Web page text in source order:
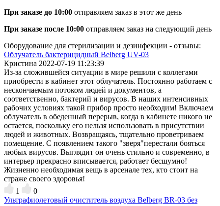
При заказе до 10:00 отправляем заказ в этот же день
При заказе после 10:00 отправляем заказ на следующий день
Оборудование для стерилизации и дезинфекции - отзывы:
Облучатель бактерицидный Belberg UV-03
Кристина 2022-07-19 11:23:39
Из-за сложившейся ситуации в мире решили с коллегами
приобрести в кабинет этот облучатель. Постоянно работаем с
нескончаемым потоком людей и документов, а
соответственно, бактерий и вирусов. В наших интенсивных
рабочих условиях такой прибор просто необходим! Включаем
облучатель в обеденный перерыв, когда в кабинете никого не
остается, поскольку его нельзя использовать в присутствии
людей и животных. Возвращаясь, тщательно проветриваем
помещение. С появлением такого "зверя"перестали бояться
любых вирусов. Выглядит он очень стильно и современно, в
интерьер прекрасно вписывается, работает бесшумно!
Жизненно необходимая вещь в арсенале тех, кто стоит на
страже своего здоровья!
1
0
Ультрафиолетовый очиститель воздуха Belberg BR-03 без